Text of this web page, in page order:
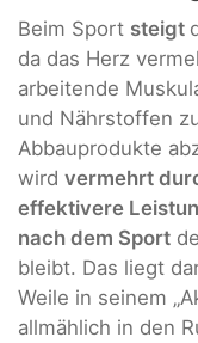
Beim Sport steigt
da das Herz
arbeitende
und Nährstoffen
Abbauprodukte
wird vermehrt
effektivere
nach dem Sport
bleibt. Das liegt
Weile in seinem
allmählich in den